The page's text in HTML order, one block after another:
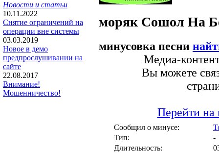
Новости и статьи
10.11.2022
Снятие ограничений на
операции вне системы
03.03.2019
Новое в демо
предпрослушивании на
сайте
22.08.2017
Внимание!
Мошенничество!
моряк Сошол На
минусовка песни
Медиа-
Вы можете
Перейти на
Сообщил о минусе:
Тип:
-
Длительность: